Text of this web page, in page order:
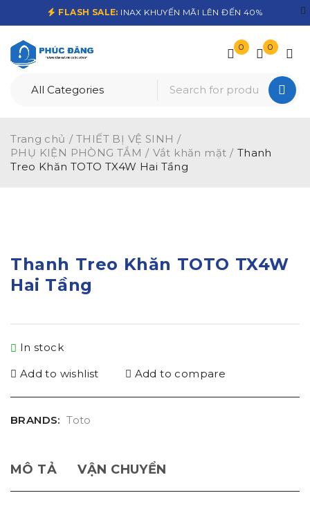
FLASH SALE: INAX KHUYẾN MÃI LÊN ĐẾN 40%
0 0
Trang chủ / THIẾT BỊ VỆ SINH /
PHỤ KIỆN PHÒNG TẮM / Vắt khăn mặt / Thanh
Treo Khăn TOTO TX4W Hai Tầng
Thanh Treo Khăn TOTO TX4W
Hai Tầng
In stock
Add to wishlist
Add to compare
BRANDS: Toto
MÔ TẢ VẬN CHUYỂN